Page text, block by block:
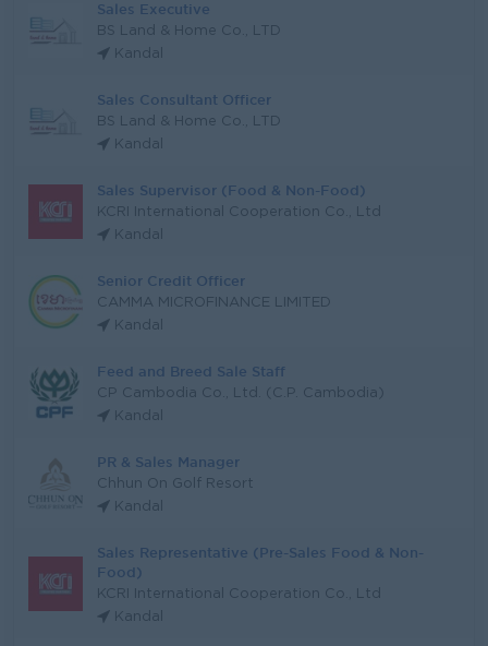
Sales Executive
BS Land & Home Co., LTD
Kandal
Sales Consultant Officer
BS Land & Home Co., LTD
Kandal
Sales Supervisor (Food & Non-Food)
KCRI International Cooperation Co., Ltd
Kandal
Senior Credit Officer
CAMMA MICROFINANCE LIMITED
Kandal
Feed and Breed Sale Staff
CP Cambodia Co., Ltd. (C.P. Cambodia)
Kandal
PR & Sales Manager
Chhun On Golf Resort
Kandal
Sales Representative (Pre-Sales Food & Non-
Food)
KCRI International Cooperation Co., Ltd
Kandal